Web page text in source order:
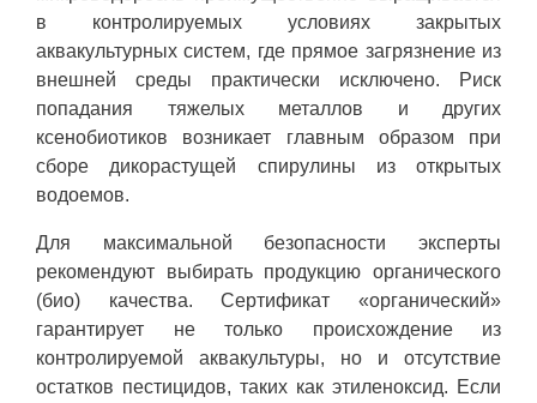
в контролируемых условиях закрытых
аквакультурных систем, где прямое загрязнение из
внешней среды практически исключено. Риск
попадания тяжелых металлов и других
ксенобиотиков возникает главным образом при
сборе дикорастущей спирулины из открытых
водоемов.
Для максимальной безопасности эксперты
рекомендуют выбирать продукцию органического
(био) качества. Сертификат «органический»
гарантирует не только происхождение из
контролируемой аквакультуры, но и отсутствие
остатков пестицидов, таких как этиленоксид. Если